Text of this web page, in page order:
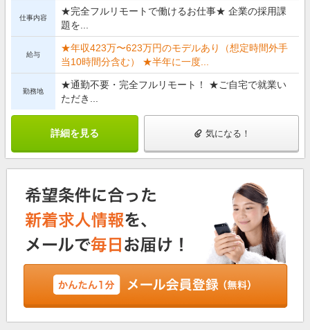
仕事内容
★完全フルリモートで働けるお仕事★ 企業の採用課
題を...
給与
★年収423万〜623万円のモデルあり（想定時間外手
当10時間分含む） ★半年に一度...
勤務地
★通勤不要・完全フルリモート！ ★ご自宅で就業い
ただき...
詳細を見る 気になる！